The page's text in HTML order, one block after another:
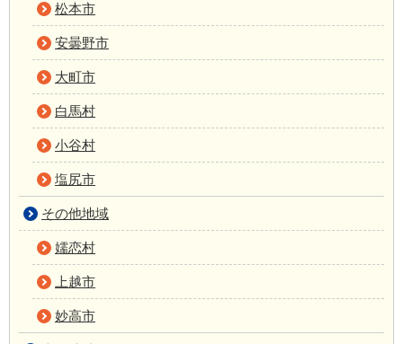
松本市
安曇野市
大町市
白馬村
小谷村
塩尻市
その他地域
嬬恋村
上越市
妙高市